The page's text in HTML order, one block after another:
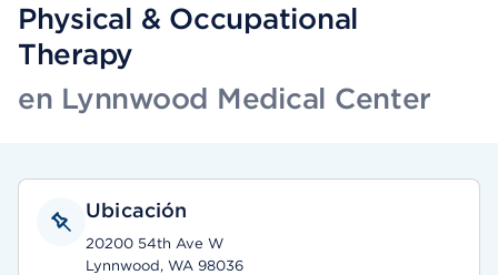
Physical & Occupational
Therapy
en Lynnwood Medical Center
Ubicación
20200 54th Ave W
Lynnwood, WA 98036